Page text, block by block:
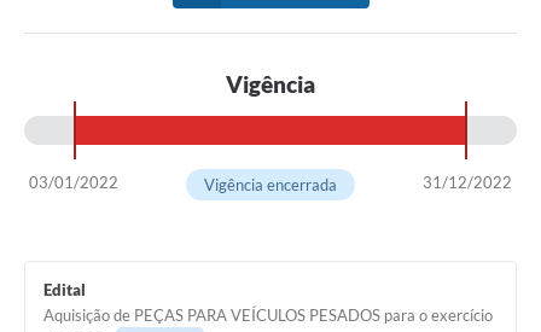
Vigência
03/01/2022 31/12/2022
Vigência encerrada
Edital
Aquisição de PEÇAS PARA VEÍCULOS PESADOS para o exercício